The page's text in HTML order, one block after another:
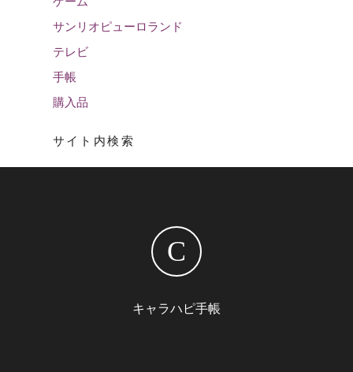
サンリオピューロランド
テレビ
手帳
購入品
サイト内検索
C
キャラハピ手帳